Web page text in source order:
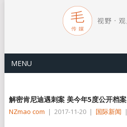
MENU
解密肯尼迪遇刺案 美今年5度公开档案
NZmao com | 2017-11-20 | 国际新闻 |